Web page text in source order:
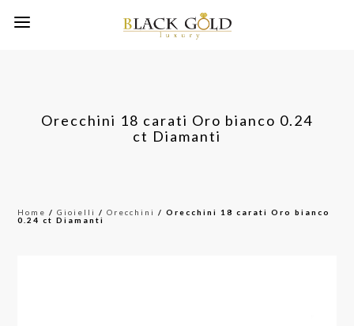
Orecchini 18 carati Oro bianco 0.24
ct Diamanti
Home /Gioielli /Orecchini / Orecchini 18 carati Oro bianco
0.24 ct Diamanti